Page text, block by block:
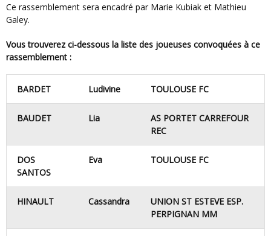
Ce rassemblement sera encadré par Marie Kubiak et Mathieu
Galey.
Vous trouverez ci-dessous la liste des joueuses convoquées à ce
rassemblement :
BARDET Ludivine TOULOUSE FC
BAUDET Lia
AS PORTET CARREFOUR
REC
DOS
SANTOS
Eva TOULOUSE FC
HINAULT Cassandra
UNION ST ESTEVE ESP.
PERPIGNAN MM